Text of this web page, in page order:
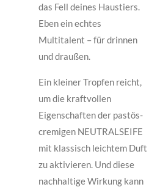
das Fell deines Haustiers.
Eben ein echtes
Multitalent – für drinnen
und draußen.
Ein kleiner Tropfen reicht,
um die kraftvollen
Eigenschaften der pastös-
cremigen NEUTRALSEIFE
mit klassisch leichtem Duft
zu aktivieren. Und diese
nachhaltige Wirkung kann